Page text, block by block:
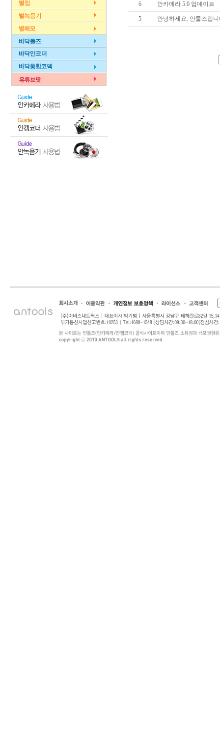
6 안카메라 5.0 업데이트
5 안녕하세요. 안툴즈입